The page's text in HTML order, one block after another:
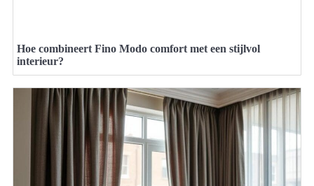
Hoe combineert Fino Modo comfort met een stijlvol
interieur?